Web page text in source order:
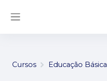
Ir para o conteúdo principal
Cursos Educação Básica